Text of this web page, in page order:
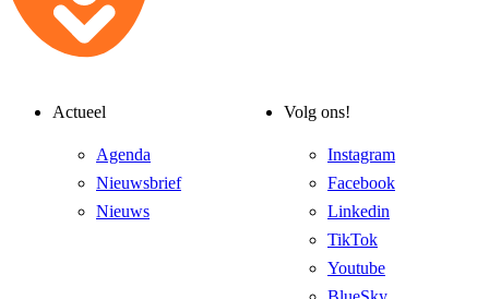
Actueel
Agenda
Nieuwsbrief
Nieuws
Volg ons!
Instagram
Facebook
Linkedin
TikTok
Youtube